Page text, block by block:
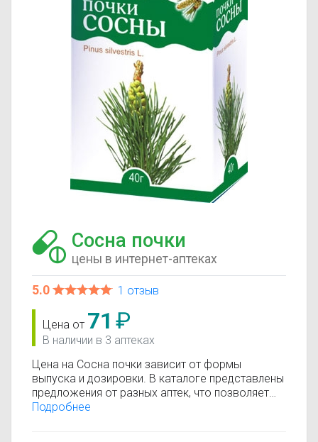
Сосна почки
цены в интернет-аптеках
5.0 1 отзыв
Цена от 71 ₽
В наличии в 3 аптеках
Цена на Сосна почки зависит от формы
выпуска и дозировки. В каталоге представлены
предложения от разных аптек, что позволяет
быстро найти, где купить Сосна почки по
Подробнее